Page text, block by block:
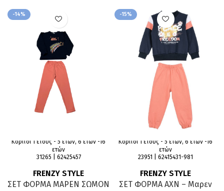
-14%
Κορίτσι 1 έτους - 5 ετών, 6 ετών -16
ετών
31265 | 62425457
FRENZY STYLE
ΣΕΤ ΦΟΡΜΑ ΜΑΡΕΝ ΣΩΜΟΝ
-15%
Κορίτσι 1 έτους - 5 ετών, 6 ετών -16
ετών
23951 | 62415431-981
FRENZY STYLE
ΣΕΤ ΦΟΡΜΑ ΑΧΝ – Μαρεν